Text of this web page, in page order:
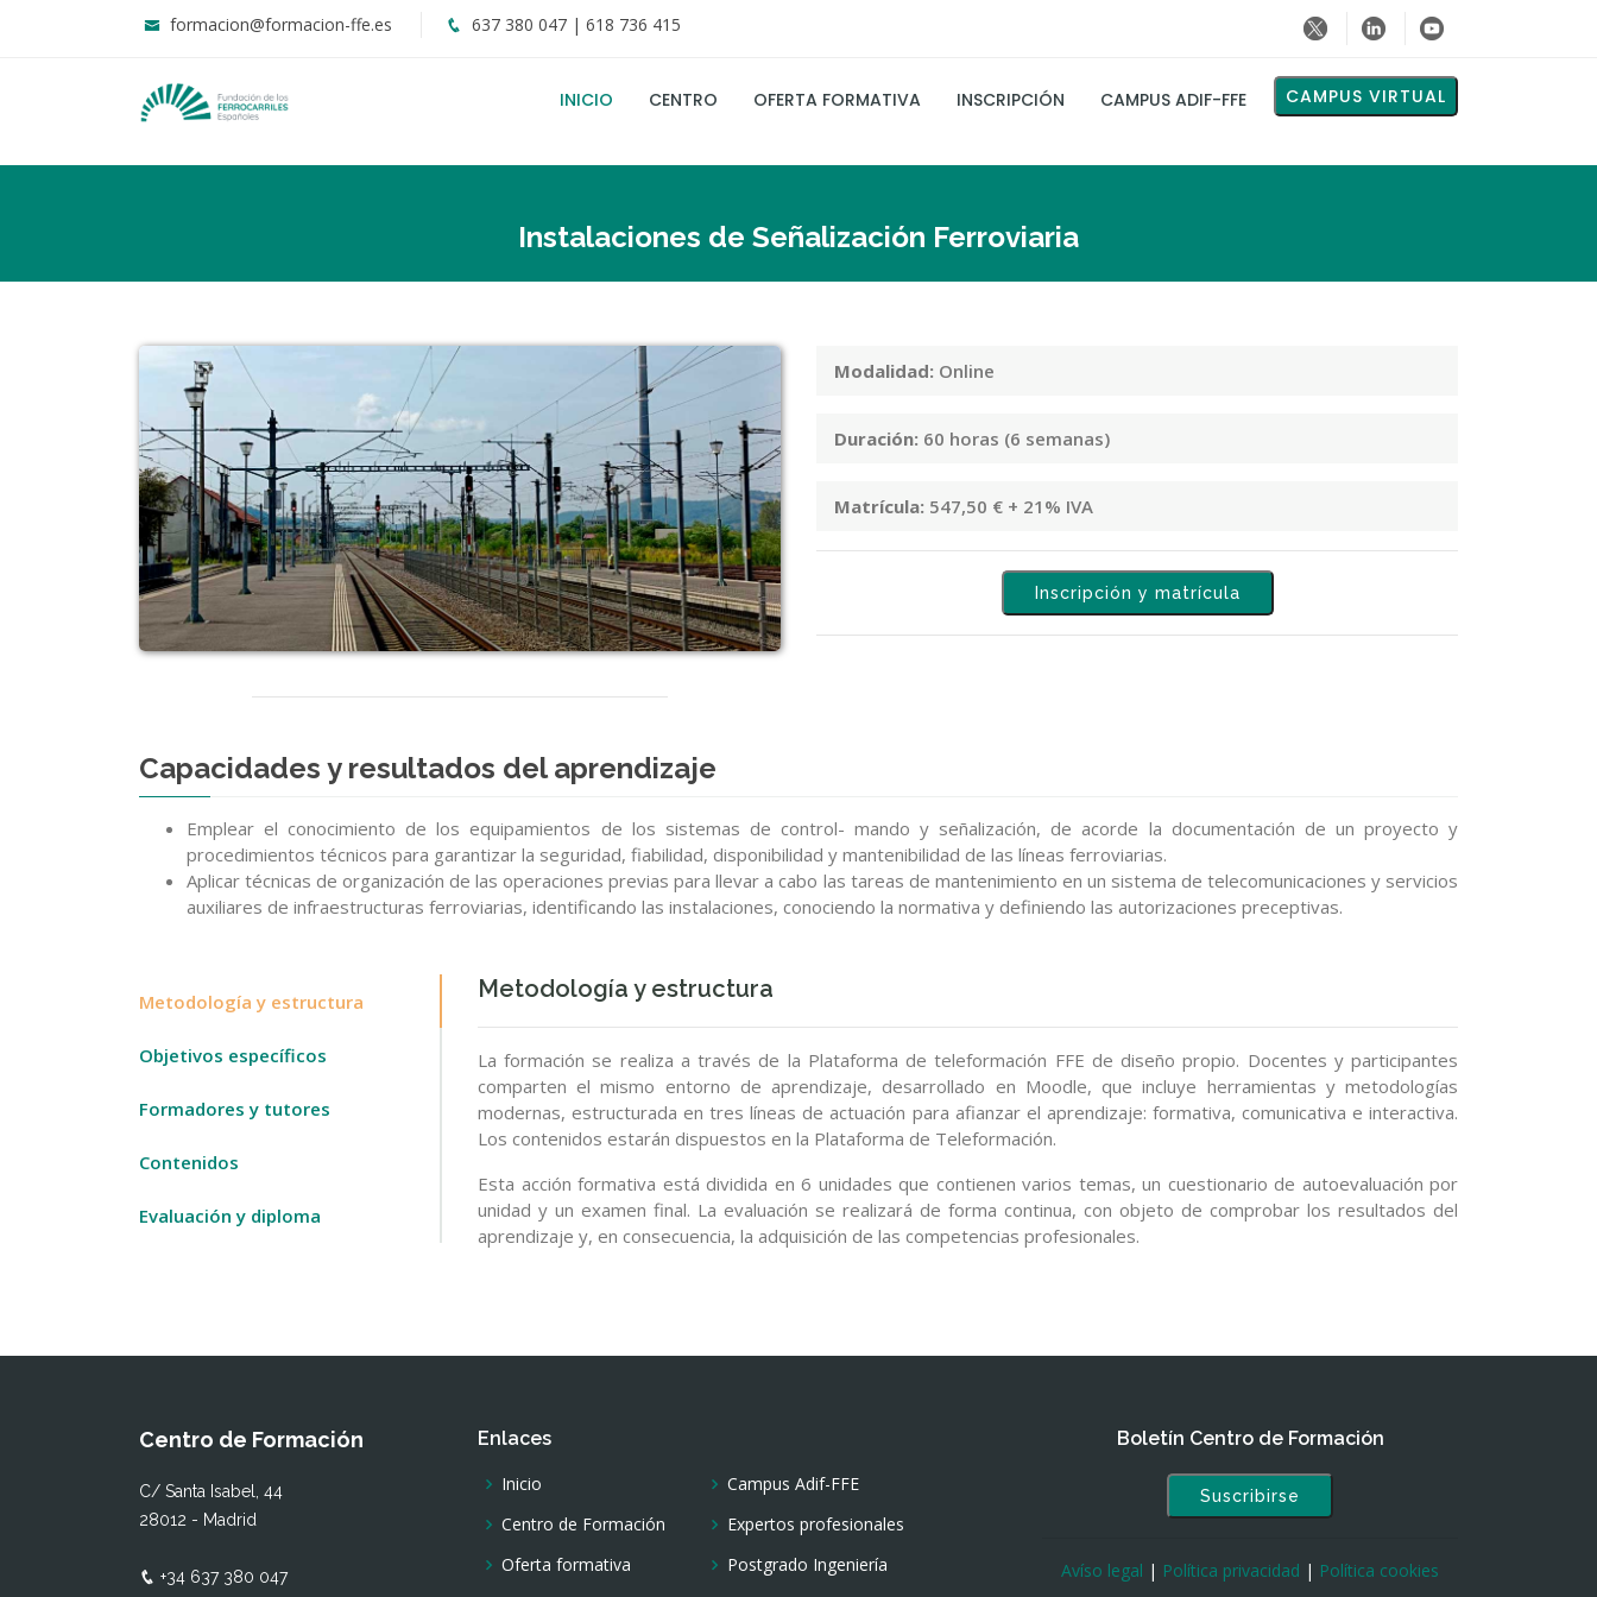
formacion@formacion-ffe.es 637 380 047 | 618 736 415
INICIO CENTRO OFERTA FORMATIVA INSCRIPCIÓN CAMPUS ADIF-FFE CAMPUS VIRTUAL
Instalaciones de Señalización Ferroviaria
Modalidad: Online
Duración: 60 horas (6 semanas)
Matrícula: 547,50 € + 21% IVA
Inscripción y matrícula
Capacidades y resultados del aprendizaje
Emplear el conocimiento de los equipamientos de los sistemas de control- mando y señalización, de acorde la documentación de un proyecto y
procedimientos técnicos para garantizar la seguridad, fiabilidad, disponibilidad y mantenibilidad de las líneas ferroviarias.
Aplicar técnicas de organización de las operaciones previas para llevar a cabo las tareas de mantenimiento en un sistema de telecomunicaciones y servicios
auxiliares de infraestructuras ferroviarias, identificando las instalaciones, conociendo la normativa y definiendo las autorizaciones preceptivas.
Metodología y estructura
Objetivos específicos
Formadores y tutores
Contenidos
Evaluación y diploma
Metodología y estructura
La formación se realiza a través de la Plataforma de teleformación FFE de diseño propio. Docentes y participantes
comparten el mismo entorno de aprendizaje, desarrollado en Moodle, que incluye herramientas y metodologías
modernas, estructurada en tres líneas de actuación para afianzar el aprendizaje: formativa, comunicativa e interactiva.
Los contenidos estarán dispuestos en la Plataforma de Teleformación.
Esta acción formativa está dividida en 6 unidades que contienen varios temas, un cuestionario de autoevaluación por
unidad y un examen final. La evaluación se realizará de forma continua, con objeto de comprobar los resultados del
aprendizaje y, en consecuencia, la adquisición de las competencias profesionales.
Centro de Formación
C/ Santa Isabel, 44
28012 - Madrid
+34 637 380 047
Enlaces
Inicio
Centro de Formación
Oferta formativa
Campus Adif-FFE
Expertos profesionales
Postgrado Ingeniería
Boletín Centro de Formación
Suscribirse
Avíso legal | Política privacidad | Política cookies